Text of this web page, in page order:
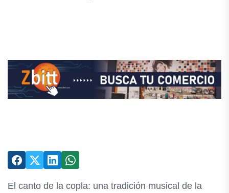
El canto de la copla: una tradición musical de la